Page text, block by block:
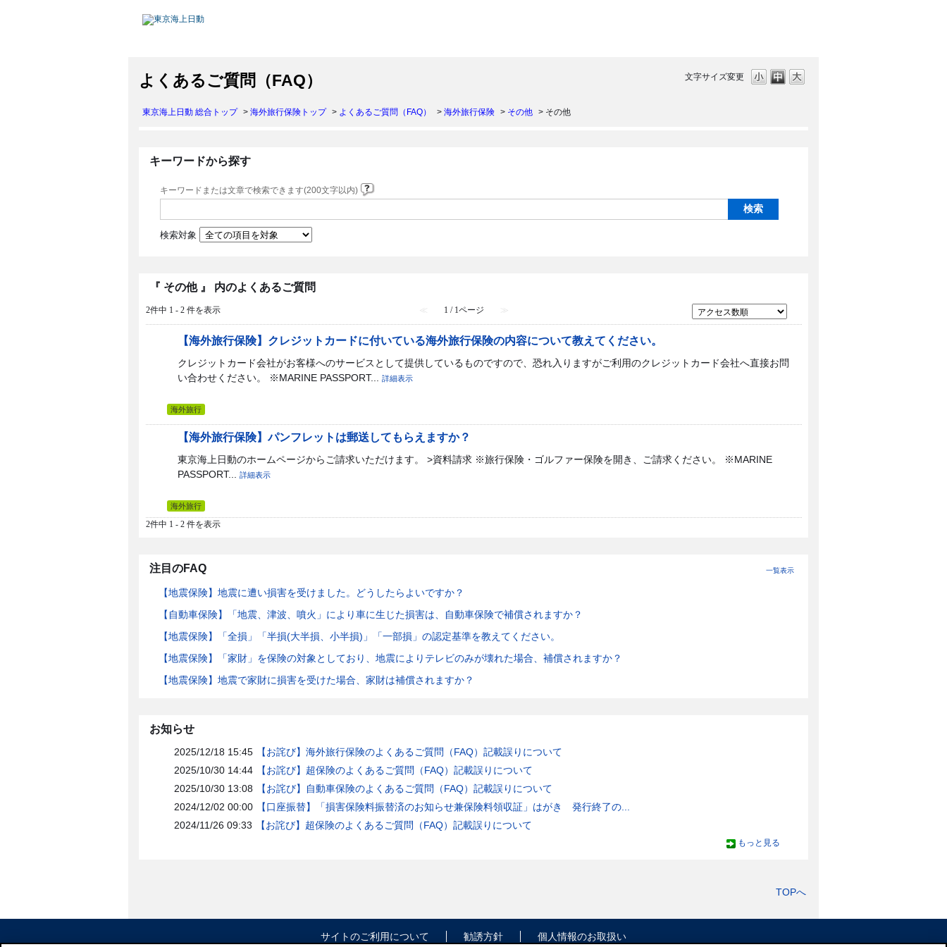
よくあるご質問（FAQ） 文字サイズ変更
東京海上日動 総合トップ > 海外旅行保険トップ > よくあるご質問（FAQ） > 海外旅行保険 > その他 > その他
キーワードから探す
キーワードまたは文章で検索できます(200文字以内)
検索対象
『 その他 』 内のよくあるご質問
2件中 1 - 2 件を表示 ≪ 1 / 1ページ ≫
【海外旅行保険】クレジットカードに付いている海外旅行保険の内容について教えてください。
クレジットカード会社がお客様へのサービスとして提供しているものですので、恐れ入りますがご利用のクレジットカード会社へ直接お問
い合わせください。 ※MARINE PASSPORT...
詳細表示
海外旅行
【海外旅行保険】パンフレットは郵送してもらえますか？
東京海上日動のホームページからご請求いただけます。 >資料請求 ※旅行保険・ゴルファー保険を開き、ご請求ください。 ※MARINE
PASSPORT...
詳細表示
海外旅行
2件中 1 - 2 件を表示
注目のFAQ 一覧表示
【地震保険】地震に遭い損害を受けました。どうしたらよいですか？
【自動車保険】「地震、津波、噴火」により車に生じた損害は、自動車保険で補償されますか？
【地震保険】「全損」「半損(大半損、小半損)」「一部損」の認定基準を教えてください。
【地震保険】「家財」を保険の対象としており、地震によりテレビのみが壊れた場合、補償されますか？
【地震保険】地震で家財に損害を受けた場合、家財は補償されますか？
お知らせ
2025/12/18 15:45
【お詫び】海外旅行保険のよくあるご質問（FAQ）記載誤りについて
2025/10/30 14:44
【お詫び】超保険のよくあるご質問（FAQ）記載誤りについて
2025/10/30 13:08
【お詫び】自動車保険のよくあるご質問（FAQ）記載誤りについて
2024/12/02 00:00
【口座振替】「損害保険料振替済のお知らせ兼保険料領収証」はがき 発行終了の...
2024/11/26 09:33
【お詫び】超保険のよくあるご質問（FAQ）記載誤りについて
もっと見る
TOPへ
サイトのご利用について 勧誘方針 個人情報のお取扱い